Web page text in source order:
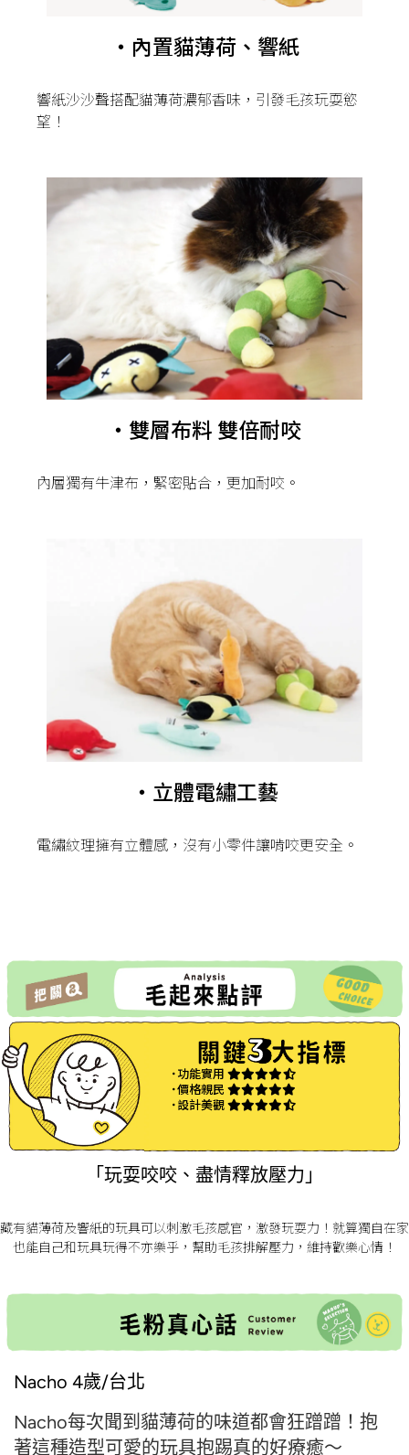
・內置貓薄荷、響紙
響紙沙沙聲搭配貓薄荷濃郁香味，引發毛孩玩耍慾
望！
・雙層布料 雙倍耐咬
內層獨有牛津布，緊密貼合，更加耐咬。
・立體電繡工藝
電繡紋理擁有立體感，沒有小零件讓啃咬更安全。
˙功能實用
˙價格親民
˙設計美觀
「玩耍咬咬、盡情釋放壓力」
藏有貓薄荷及響紙的玩具可以刺激毛孩感官，激發玩耍力！就算獨自在家
也能自己和玩具玩得不亦樂乎，幫助毛孩排解壓力，維持歡樂心情！
Nacho 4歲/台北
Nacho每次聞到貓薄荷的味道都會狂蹭蹭！ 抱
著這種造型可愛的玩具抱踢真的好療癒～